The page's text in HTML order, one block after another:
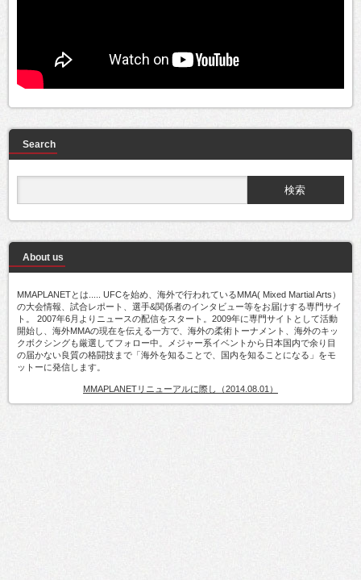
Search
About us
MMAPLANETとは..... UFCを始め、海外で行われているMMA( Mixed Martial Arts）
の大会情報、試合レポート、選手&関係者のインタビュー等をお届けする専門サイ
ト。 2007年6月よりニュースの配信をスタート。2009年に専門サイトとして活動
開始し、海外MMAの現在を伝える一方で、海外の柔術トーナメント、海外のキッ
クボクシングも厳選してフォロー中。メジャー系イベントから日本国内で余り目
の届かない良質の格闘技まで「海外を知ることで、国内を知ることになる」をモ
ットーに発信します。
MMAPLANETリニューアルに際し（2014.08.01）